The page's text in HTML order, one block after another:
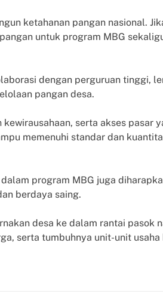
ketahanan pangan nasional.
untuk program MBG
dengan perguruan tinggi,
pangan desa.
serta akses pasar
memenuhi standar dan
program MBG juga
berdaya saing.
desa ke dalam rantai pasok
serta tumbuhnya unit-unit